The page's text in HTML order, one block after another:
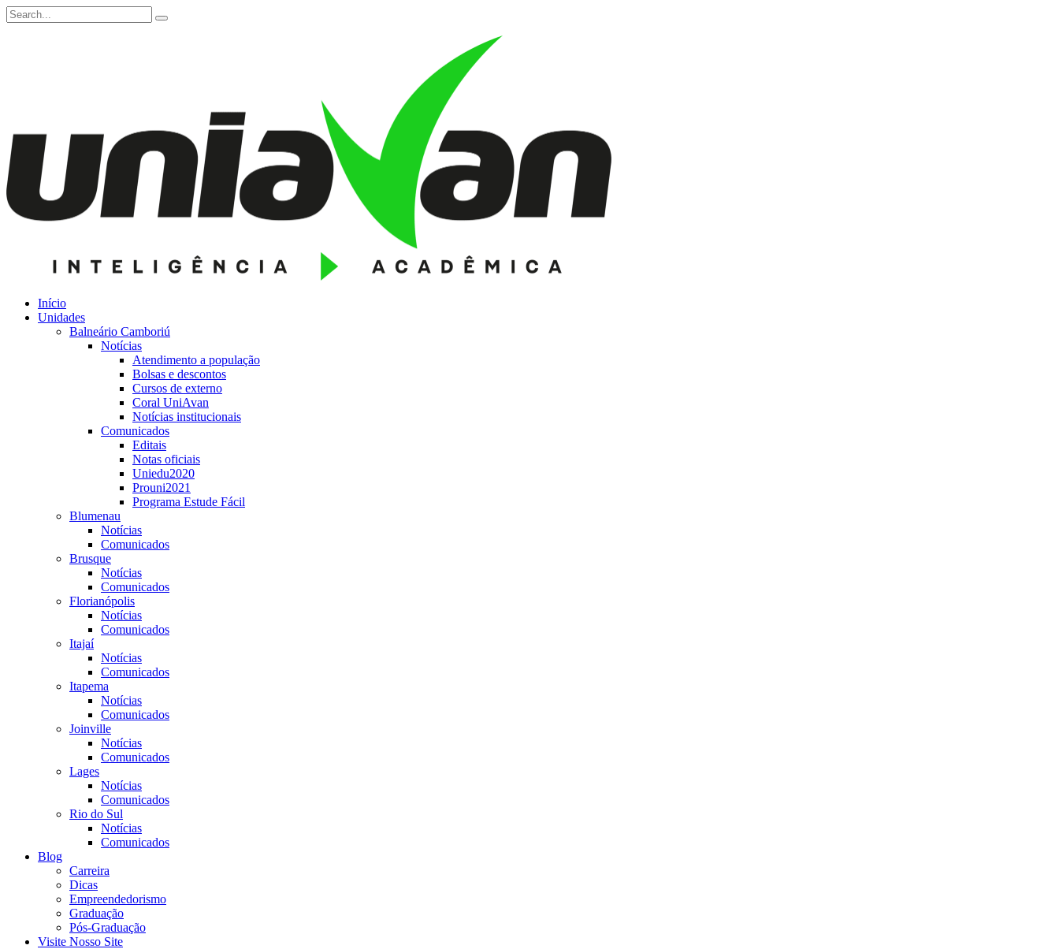
Início
Unidades
Balneário Camboriú
Notícias
Atendimento a população
Bolsas e descontos
Cursos de externo
Coral UniAvan
Notícias institucionais
Comunicados
Editais
Notas oficiais
Uniedu2020
Prouni2021
Programa Estude Fácil
Blumenau
Notícias
Comunicados
Brusque
Notícias
Comunicados
Florianópolis
Notícias
Comunicados
Itajaí
Notícias
Comunicados
Itapema
Notícias
Comunicados
Joinville
Notícias
Comunicados
Lages
Notícias
Comunicados
Rio do Sul
Notícias
Comunicados
Blog
Carreira
Dicas
Empreendedorismo
Graduação
Pós-Graduação
Visite Nosso Site